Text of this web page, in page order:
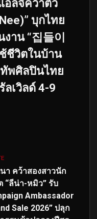
อลจีคว้าตัว
บุกไทย
าน “집들이
ช้ชีวิตในบ้าน
พศิลปินไทย
เวิลด์ 4-9
า คว้าสองสาวนัก
“ลีน่า-หมิว” รับ
Ambassador
Sale 2026” ปลุก